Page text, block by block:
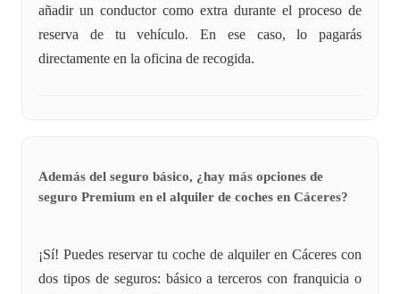
añadir un conductor como extra durante el proceso de
reserva de tu vehículo. En ese caso, lo pagarás
directamente en la oficina de recogida.
Además del seguro básico, ¿hay más opciones de
seguro Premium en el alquiler de coches en Cáceres?
¡Sí! Puedes reservar tu coche de alquiler en Cáceres con
dos tipos de seguros: básico a terceros con franquicia o